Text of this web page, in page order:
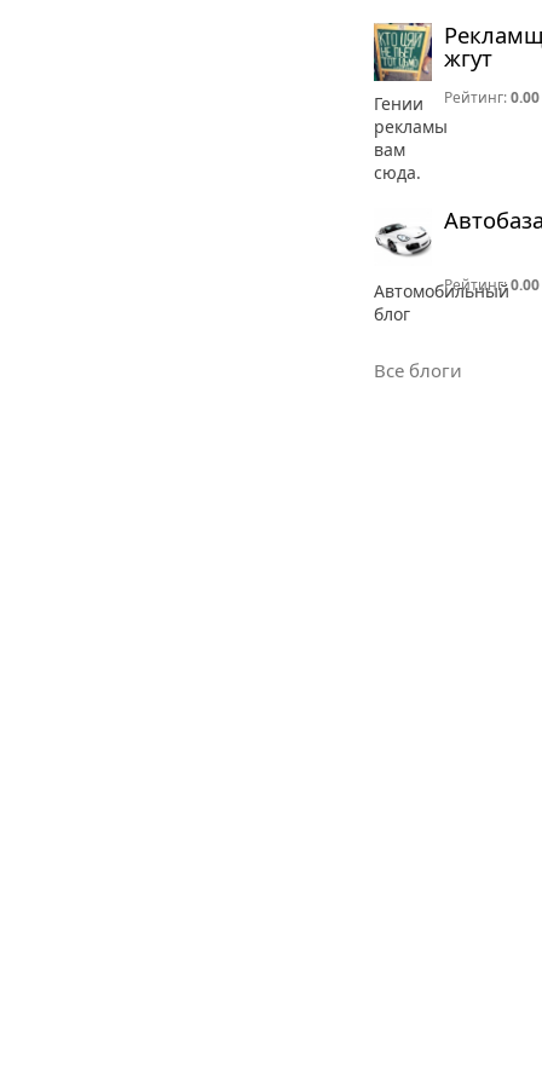
жгут
Гении
рекламы
вам
сюда.
Рейтинг:0.00
Автомобильный
блог
Рейтинг:0.00
Все блоги